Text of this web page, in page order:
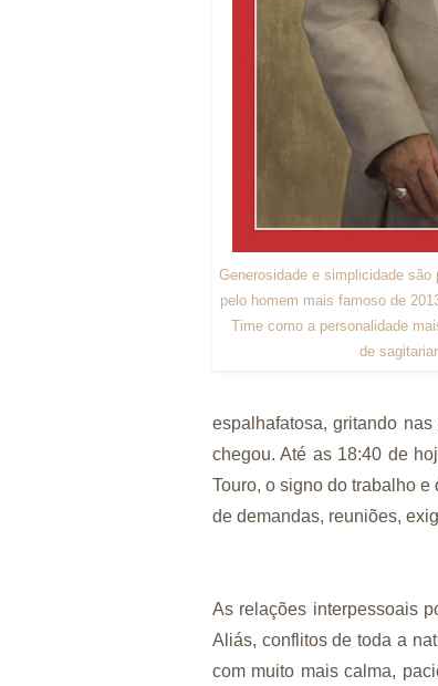
Generosidade e simplicidade
pelo homem mais famoso de
Time como a personalidade
de
espalhafatosa, gritando
chegou. Até as 18:40 de
Touro, o signo do trabalho
de demandas, reuniões,
As relações interpessoais
Aliás, conflitos de toda a
com muito mais calma,